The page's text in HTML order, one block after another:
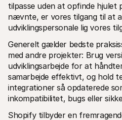
tilpasse uden at opfinde hjulet
nævnte, er vores tilgang til at
udviklingspersonale lig vores
Generelt gælder bedste
med andre projekter: Brug
udviklingsarbejde for at
samarbejde effektivt, og hold
integrationer så opdaterede
inkompatibilitet, bugs eller
Shopify tilbyder en